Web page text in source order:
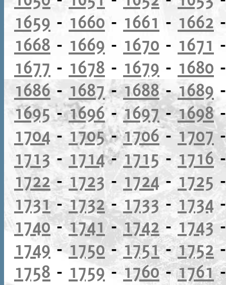
1659 - 1660 - 1661 - 1662
1668 - 1669 - 1670 - 1671
1677 - 1678 - 1679 - 1680
1686 - 1687-1688-1689
1695-1696-1697-1698
1704 - 1705-1706-1707
1713 - 1714- 1715- 1716
1722-1723 - 1724- 1725
1731-1732-1733- 1734
1740-1741-1742 -1743
1749-1750-1751-1752
1758 - 1759-1760-1761